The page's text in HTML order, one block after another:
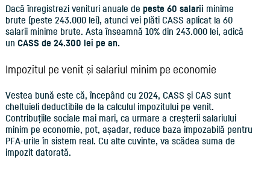
Dacă înregistrezi venituri anuale de peste 60 salarii minime
brute (peste 243.000 lei), atunci vei plăti CASS aplicat la 60
salarii minime brute. Asta înseamnă 10% din 243.000 lei, adică
un CASS de 24.300 lei pe an.
Impozitul pe venit și salariul minim pe economie
Vestea bună este că, începând cu 2024, CASS și CAS sunt
cheltuieli deductibile de la calculul impozitului pe venit.
Contribuțiile sociale mai mari, ca urmare a creșterii salariului
minim pe economie, pot, așadar, reduce baza impozabilă pentru
PFA-urile în sistem real. Cu alte cuvinte, va scădea suma de
impozit datorată.